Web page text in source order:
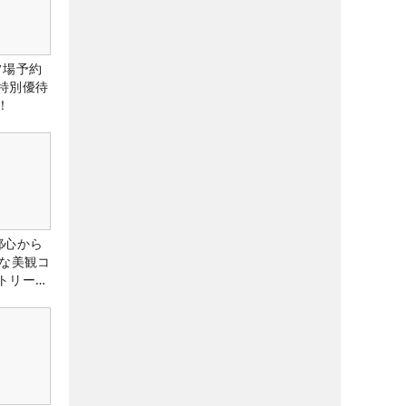
予約
別優待
から
美観コ
リー俱